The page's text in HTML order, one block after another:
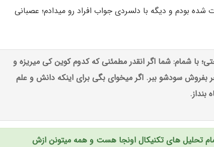
بودم و دیگه با دلسردی جواب افراد رو میدادم؛ عصبانی
با شمام: شما اگر انقدر مطمئنی که کدوم کوین کی میریزه و
بفروش سودشو ببر. اگر میخوای بگی برای اینکه دانش و علم
بنداز.
تحلیل های تکنیکال اونجا هست و همه میتونن ازش